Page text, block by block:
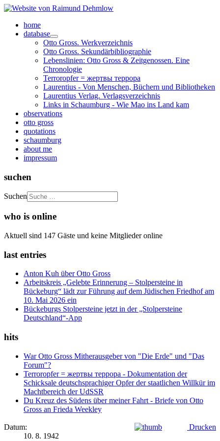
home
database
Otto Gross. Werkverzeichnis
Otto Gross. Sekundärbibliographie
Lebenslinien: Otto Gross & Zeitgenossen. Eine
Chronologie
Terroropfer = жертвы террора
Laurentius - Von Menschen, Büchern und Bibliotheken
Laurentius Verlag. Verlagsverzeichnis
Links in Schaumburg - Wie Mao ins Land kam
observations
otto gross
quotations
schaumburg
about me
impressum
suchen
Suchen
who is online
Aktuell sind 147 Gäste und keine Mitglieder online
last entries
Anton Kuh über Otto Gross
Arbeitskreis „Gelebte Erinnerung – Stolpersteine in
Bückeburg“ lädt zur Führung auf dem Jüdischen Friedhof am
10. Mai 2026 ein
Bückeburgs Stolpersteine jetzt in der „Stolpersteine
Deutschland“-App
hits
War Otto Gross Mitherausgeber von "Die Erde" und "Das
Forum"?
Terroropfer = жертвы террора - Dokumentation der
Schicksale deutschsprachiger Opfer der staatlichen Willkür im
Machtbereich der UdSSR
Du Kreuz des Südens über meiner Fahrt - Briefe von Otto
Gross an Frieda Weekley
Drucken
Datum:
10. 8. 1942